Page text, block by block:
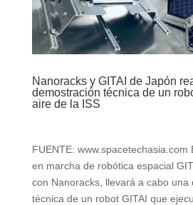
Nanoracks y GITAI de Japón
demostración técnica de un
aire de la ISS
FUENTE: www.spacetechasia.com
en marcha de robótica espacial
con Nanoracks, llevará a cabo una
técnica de un robot GITAI que